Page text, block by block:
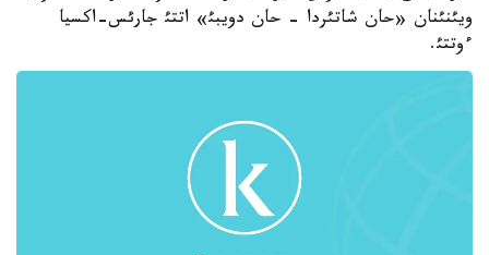
ويئنئنان «حان شاتئردا - حان دويبئ» اتتئ جارئس-اكسيا
ءوتتئ.